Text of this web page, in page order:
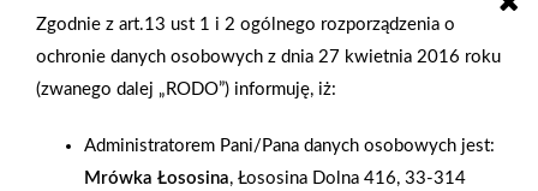
AKCJI „BEZPIECZNA DROGA DO SZKOŁY”
Z PSB MRÓWKĄ W PARCZEWIE
Policją Parczewską przeprowadziła lekcję pod hasłem
"Bezpieczna droga do szkoły" w Szkole Podstawowej nr 3 im.
Zgodnie z art.13 ust 1 i 2 ogólnego rozporządzenia o
ochronie danych osobowych z dnia 27 kwietnia 2016 roku
(zwanego dalej „RODO”) informuję, iż:
Administratorem Pani/Pana danych osobowych jest:
Mrówka Łososina, Łososina Dolna 416, 33-314